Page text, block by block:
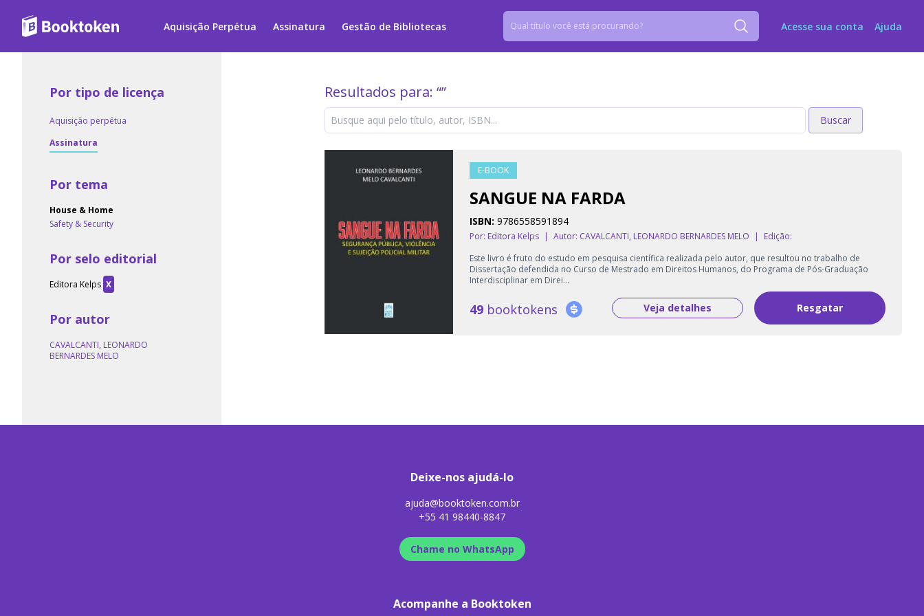
Aquisição Perpétua Assinatura Gestão de Bibliotecas Buscar Acesse sua conta Ajuda
Por tipo de licença
Aquisição perpétua
Assinatura
Por tema
House & Home
Safety & Security
Por selo editorial
Editora Kelps X
Por autor
CAVALCANTI, LEONARDO
BERNARDES MELO
Resultados para: “”
Buscar
E-BOOK
SANGUE NA FARDA
ISBN: 9786558591894
Por: Editora Kelps | Autor: CAVALCANTI, LEONARDO BERNARDES MELO |
Edição:
Este livro é fruto do estudo em pesquisa científica realizada pelo autor, que resultou no trabalho de
Dissertação defendida no Curso de Mestrado em Direitos Humanos, do Programa de Pós-Graduação
Interdisciplinar em Direi...
49 booktokens Veja detalhes Resgatar
Deixe-nos ajudá-lo
ajuda@booktoken.com.br
+55 41 98440-8847
Chame no WhatsApp
Acompanhe a Booktoken